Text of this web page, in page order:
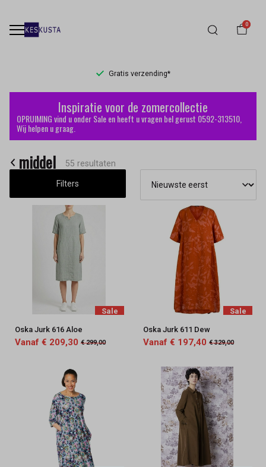
0
Gratis verzending*
middel
Keskusta
Inspiratie voor de zomercollectie
OPRUIMING vind u onder Sale en heeft u vragen bel gerust 0592-313510,
Wij helpen u graag.
middel 55 resultaten
Filters
Sale
Oska Jurk 616 Aloe
Vanaf € 209,30 € 299,00
Sale
Oska Jurk 611 Dew
Vanaf € 197,40 € 329,00